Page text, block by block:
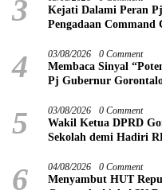
3
Kejati Dalami Peran
Pengadaan Command
4 03/08/2026 0 Comment
Membaca Sinyal
Pj Gubernur
5 03/08/2026 0 Comment
Wakil Ketua DPRD
Sekolah demi Hadiri
6 04/08/2026 0 Comment
Menyambut HUT